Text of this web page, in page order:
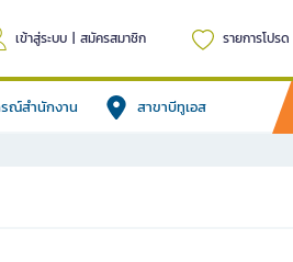
เข้าสู่ระบบ | สมัครสมาชิก รายการโปรด
รณ์สำนักงาน สาขาบีทูเอส